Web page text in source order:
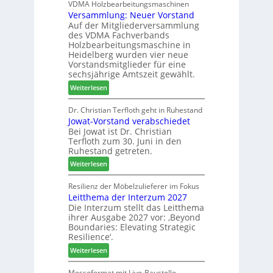
r
z
a
h
l
e
n
l
t
b
e
i
P
r
o
u
k
t
s
u
c
e
D
H
f
o
r
d
e
r
t
N
a
c
h
b
e
s
s
e
r
u
n
g
e
n
VDMA Holzbearbeitungsmaschinen
Versammlung: Neuer Vorstand
Auf der Mitgliederversammlung
des VDMA Fachverbands
Holzbearbeitungsmaschine in
Heidelberg wurden vier neue
Vorstandsmitglieder für eine
sechsjährige Amtszeit gewählt.
Weiterlesen:
V
e
r
s
a
m
m
l
u
n
g
:
N
e
u
e
Dr. Christian Terfloth geht in Ruhestand
Jowat-Vorstand verabschiedet
Bei Jowat ist Dr. Christian
Terfloth zum 30. Juni in den
Ruhestand getreten.
Weiterlesen:
J
o
w
a
t
-
V
o
r
Resilienz der Möbelzulieferer im Fokus
Leitthema der Interzum 2027
Die Interzum stellt das Leitthema
ihrer Ausgabe 2027 vor: ‚Beyond
Boundaries: Elevating Strategic
Resilience‘.
Weiterlesen:
L